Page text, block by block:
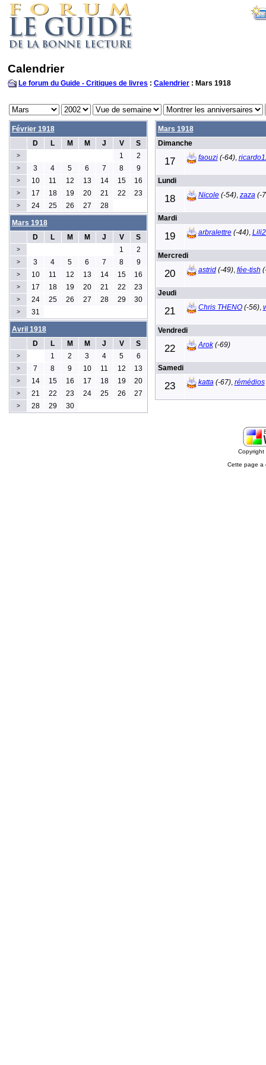
Calendrier
Le forum du Guide - Critiques de livres : Calendrier : Mars 1918
Février 1918
D
L M M J V S
> 1 2
> 3 4 5 6 7 8 9
> 10 11 12 13 14 15 16
> 17 18 19 20 21 22 23
> 24 25 26 27 28
Mars 1918
Dimanche
17 faouzi(-64),
Lundi
18 Nicole(-54), zaza (-
Mardi
19 arbralettre(-44),
Mercredi
20 astrid(-49), fée-tish
Jeudi
21 Chris THENO(-56),
Vendredi
22 Arok(-69)
Samedi
23 katta (-67), rémédios
Mars 1918
D
L M M J V S
> 1 2
> 3 4 5 6 7 8 9
> 10 11 12 13 14 15 16
> 17 18 19 20 21 22 23
> 24 25 26 27 28 29 30
> 31
Avril 1918
D
L M M J V S
> 1 2 3 4 5 6
> 7 8 9 10 11 12 13
> 14 15 16 17 18 19 20
> 21 22 23 24 25 26 27
> 28 29 30
Cette page a